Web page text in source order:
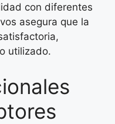
con diferentes
asegura que la
utilizado.